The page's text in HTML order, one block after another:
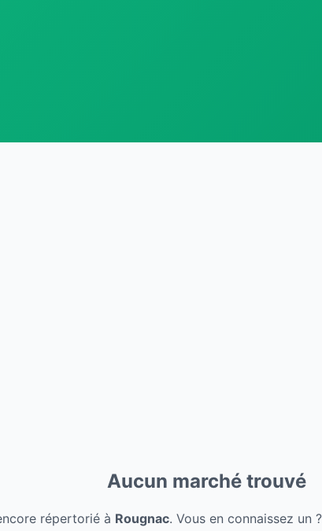
Aucun marché trouvé
répertorié à Rougnac. Vous en connaissez un